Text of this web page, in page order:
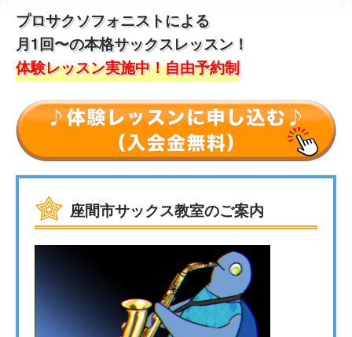
プロサクソフォニストによる
月1回〜の本格サックスレッスン！
体験レッスン実施中！自由予約制
座間市サックス教室のご案内